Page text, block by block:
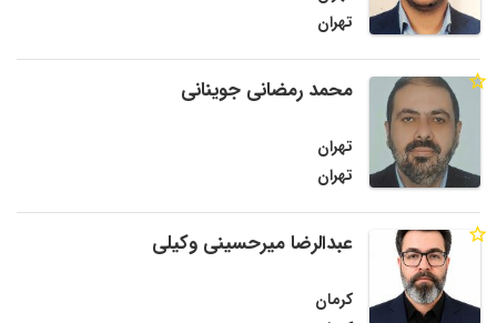
تهران
محمد رمضانی جوینانی
تهران
تهران
عبدالرضا میرحسینی وکیلی
کرمان